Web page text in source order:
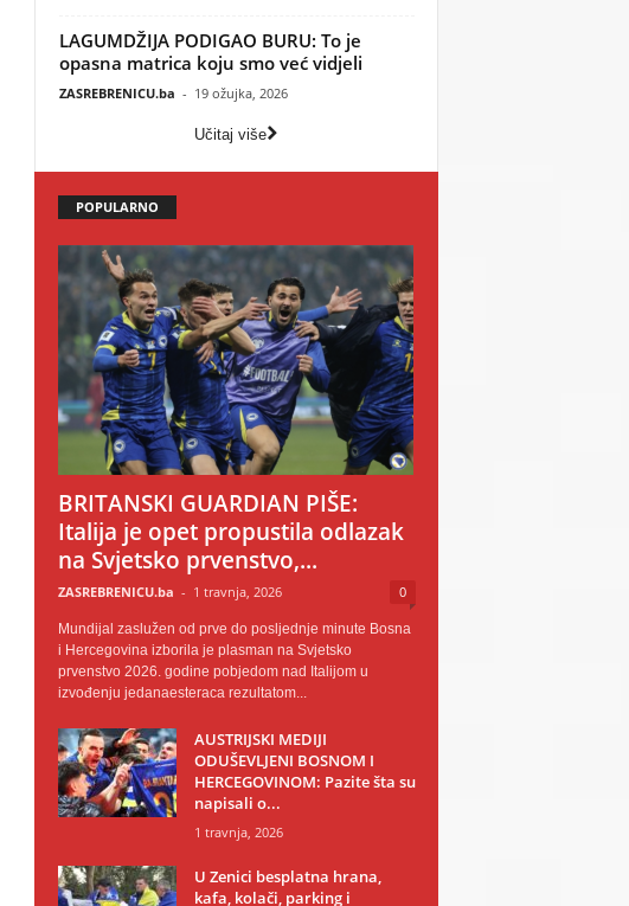
LAGUMDŽIJA PODIGAO BURU: To je
opasna matrica koju smo već vidjeli
ZASREBRENICU.ba - 19 ožujka, 2026
Učitaj više
POPULARNO
BRITANSKI GUARDIAN PIŠE:
Italija je opet propustila odlazak
na Svjetsko prvenstvo,...
ZASREBRENICU.ba - 1 travnja, 2026 0
Mundijal zaslužen od prve do posljednje minute Bosna
i Hercegovina izborila je plasman na Svjetsko
prvenstvo 2026. godine pobjedom nad Italijom u
izvođenju jedanaesteraca rezultatom...
AUSTRIJSKI MEDIJI
ODUŠEVLJENI BOSNOM I
HERCEGOVINOM: Pazite šta su
napisali o...
1 travnja, 2026
U Zenici besplatna hrana,
kafa, kolači, parking i